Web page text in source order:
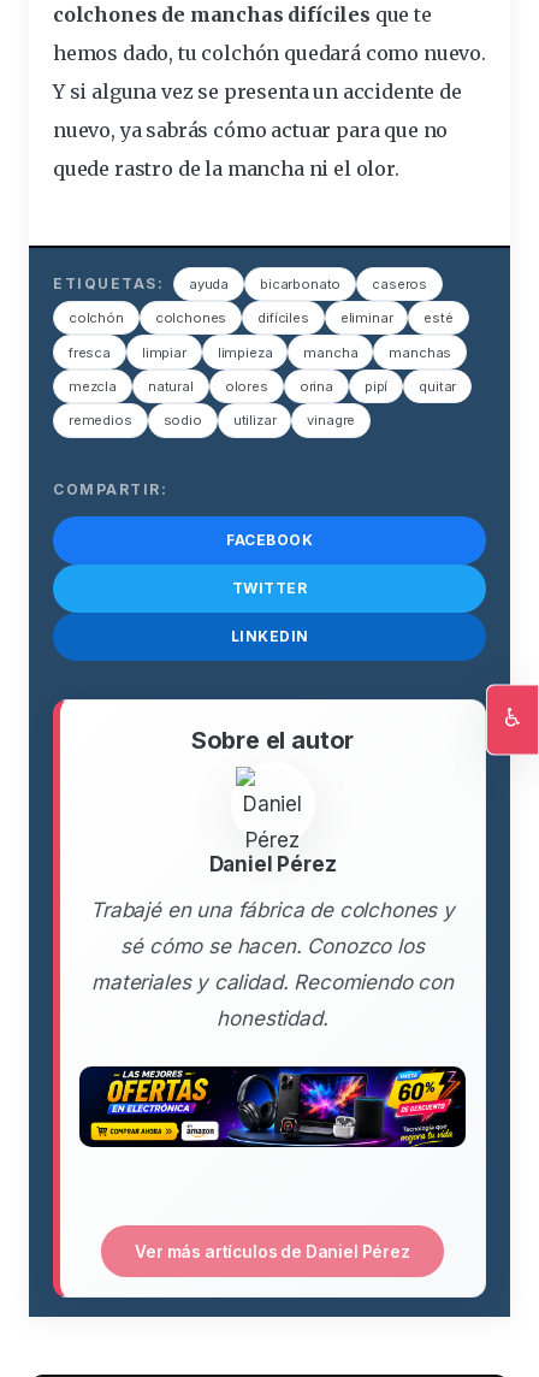
colchones de manchas difíciles que te
hemos dado, tu colchón quedará como nuevo.
Y si alguna vez se presenta un accidente de
nuevo, ya sabrás cómo actuar para que no
quede rastro de la mancha ni el olor.
ETIQUETAS: ayuda bicarbonato caseros
colchón colchones difíciles eliminar esté
fresca limpiar limpieza mancha manchas
mezcla natural olores orina pipí quitar
remedios sodio utilizar vinagre
COMPARTIR:
FACEBOOK
TWITTER
LINKEDIN
Sobre el autor
Daniel Pérez
Trabajé en una fábrica de colchones y
sé cómo se hacen. Conozco los
materiales y calidad. Recomiendo con
honestidad.
Ver más artículos de Daniel Pérez
♿